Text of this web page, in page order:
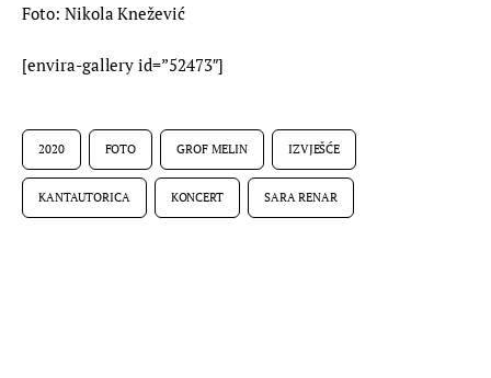
Foto: Nikola Knežević
[envira-gallery id=”52473″]
2020 FOTO GROF MELIN IZVJEŠĆE
KANTAUTORICA KONCERT SARA RENAR